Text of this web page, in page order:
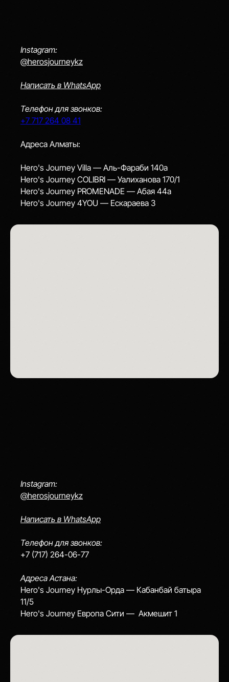
Instagram:
@herosjourneykz
Написать в WhatsApp
Телефон для звонков:
+7 717 264 08 41
Адреса Алматы:
Hero's Journey Villa — Аль-Фараби 140a
Hero's Journey COLIBRI — Уалиханова 170/1
Hero's Journey PROMENADE — Абая 44а
Hero's Journey 4YOU — Ескараева 3
Instagram:
@herosjourneykz
Написать в WhatsApp
Телефон для звонков:
+7 (717) 264-06-77
Адреса Астана:
Hero's Journey Нурлы-Орда — Кабанбай батыра
11/5
Hero's Journey Европа Сити — Акмешит 1